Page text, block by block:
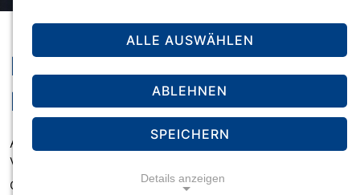
Kindergeld für behinderte
Kinder über 25 Jahre
Ausnahmsweise wird Kindergeld auch nach
Vollendung des 25. Lebensjahres gezahlt, wenn
das Kind aufgrund seiner Behinderung seinen
ALLE AUSWÄHLEN
ABLEHNEN
SPEICHERN
Details anzeigen